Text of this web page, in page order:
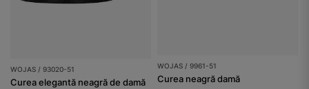
WOJAS / 93020-51
Curea elegantă neagră de damă
WOJAS / 9961-51
Curea neagră damă